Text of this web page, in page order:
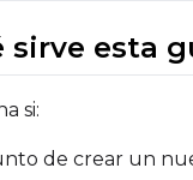
sirve esta
si:
de crear un